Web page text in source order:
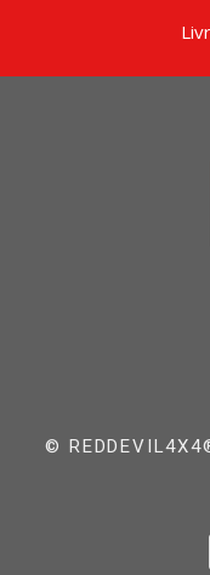
©